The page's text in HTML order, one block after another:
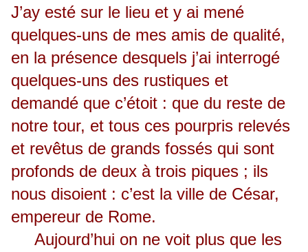
J’ay esté sur le lieu et y ai mené
quelques-uns de mes amis de qualité,
en la présence desquels j’ai interrogé
quelques-uns des rustiques et
demandé que c’étoit : que du reste de
notre tour, et tous ces pourpris relevés
et revêtus de grands fossés qui sont
profonds de deux à trois piques ; ils
nous disoient : c’est la ville de César,
empereur de Rome.
Aujourd’hui on ne voit plus que les